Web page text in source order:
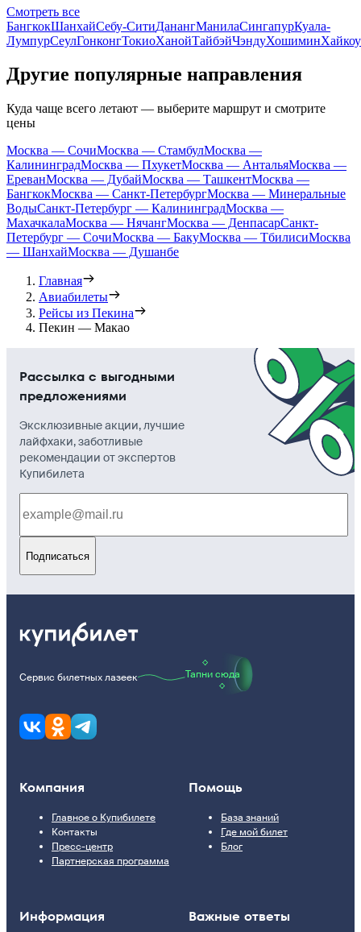
Смотреть все
БангкокШанхайСебу-СитиДанангМанилаСингапурКуала-
ЛумпурСеулГонконгТокиоХанойТайбэйЧэндуХошиминХайкоу
Другие популярные направления
Куда чаще всего летают — выберите маршрут и смотрите
цены
Москва — СочиМосква — СтамбулМосква —
КалининградМосква — ПхукетМосква — АнтальяМосква —
ЕреванМосква — ДубайМосква — ТашкентМосква —
БангкокМосква — Санкт-ПетербургМосква — Минеральные
ВодыСанкт-Петербург — КалининградМосква —
МахачкалаМосква — НячангМосква — ДенпасарСанкт-
Петербург — СочиМосква — БакуМосква — ТбилисиМосква
— ШанхайМосква — Душанбе
Главная
Авиабилеты
Рейсы из Пекина
Пекин — Макао
Рассылка с выгодными
предложениями
Эксклюзивные акции, лучшие
лайфхаки, заботливые
рекомендации от экспертов
Купибилета
Подписаться
Сервис билетных лазеек Тапни сюда
Компания
Главное о Купибилете
Контакты
Пресс-центр
Партнерская программа
Помощь
База знаний
Где мой билет
Блог
Информация Важные ответы